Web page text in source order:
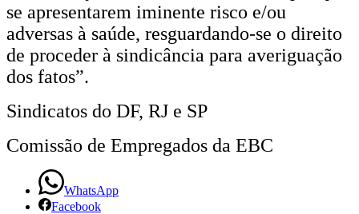
se apresentarem iminente risco e/ou
adversas à saúde, resguardando-se o direito
de proceder à sindicância para averiguação
dos fatos”.
Sindicatos do DF, RJ e SP
Comissão de Empregados da EBC
WhatsApp
Facebook